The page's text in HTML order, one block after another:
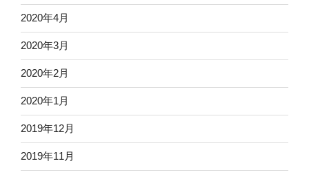
2020年4月
2020年3月
2020年2月
2020年1月
2019年12月
2019年11月